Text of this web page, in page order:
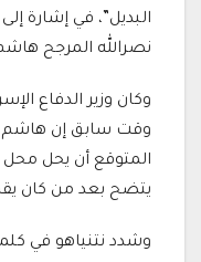
البديل”، في إشارة
نصرالله المرجح
وكان وزير الدفاع
وقت سابق إن هاشم
المتوقع أن يحل محل
يتضح بعد من كان
وشدد نتنياهو في